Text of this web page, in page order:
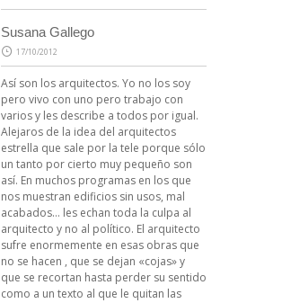
Susana Gallego
17/10/2012
Así son los arquitectos. Yo no los soy
pero vivo con uno pero trabajo con
varios y les describe a todos por igual.
Alejaros de la idea del arquitectos
estrella que sale por la tele porque sólo
un tanto por cierto muy pequeño son
así. En muchos programas en los que
nos muestran edificios sin usos, mal
acabados… les echan toda la culpa al
arquitecto y no al político. El arquitecto
sufre enormemente en esas obras que
no se hacen , que se dejan «cojas» y
que se recortan hasta perder su sentido
como a un texto al que le quitan las